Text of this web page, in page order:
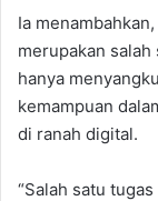
Ia
merupakan
hanya
kemampuan
di ranah digital.
“Salah satu